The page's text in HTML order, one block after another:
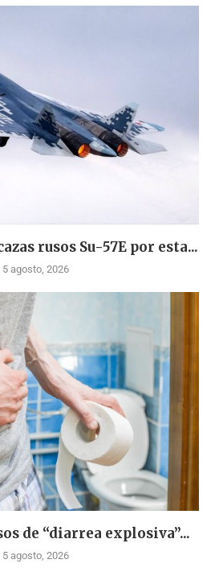
rusos Su-57E por esta...
5 agosto, 2026
de “diarrea explosiva”...
5 agosto, 2026